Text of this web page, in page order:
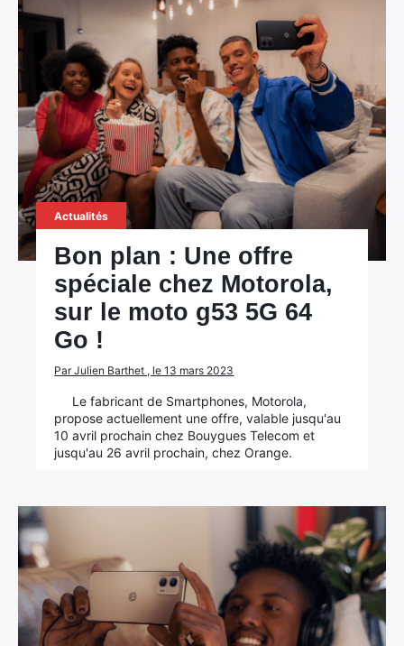
Actualités
Bon plan : Une offre
spéciale chez Motorola,
sur le moto g53 5G 64
Go !
Par Julien Barthet , le 13 mars 2023
Le fabricant de Smartphones, Motorola,
propose actuellement une offre, valable jusqu'au
10 avril prochain chez Bouygues Telecom et
jusqu'au 26 avril prochain, chez Orange.